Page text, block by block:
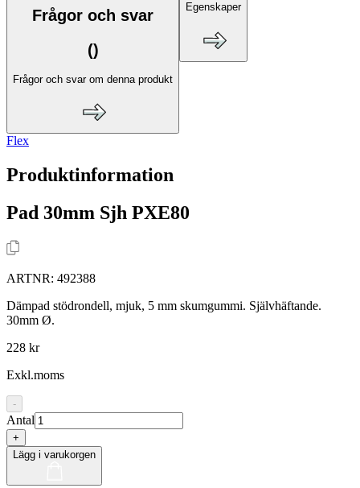
Frågor och svar
()
Frågor och svar om denna produkt
Egenskaper
Flex
Produktinformation
Pad 30mm Sjh PXE80
ARTNR: 492388
Dämpad stödrondell, mjuk, 5 mm skumgummi. Självhäftande.
30mm Ø.
228 kr
Exkl.moms
-
Antal
+
Lägg i varukorgen